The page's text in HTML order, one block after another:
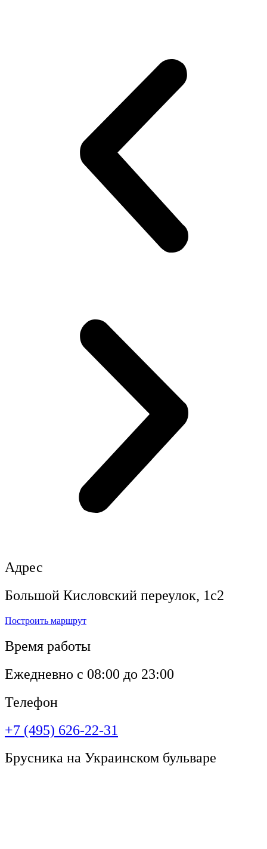
Адрес
Большой Кисловский переулок, 1с2
Построить маршрут
Время работы
Ежедневно с 08:00 до 23:00
Телефон
+7 (495) 626-22-31
Брусника на Украинском бульваре